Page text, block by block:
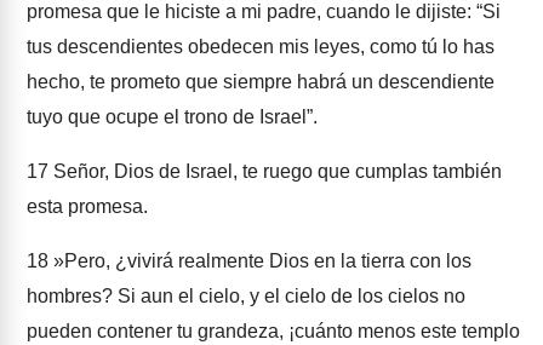
promesa que le hiciste a mi padre, cuando le dijiste: “Si
tus descendientes obedecen mis leyes, como tú lo has
hecho, te prometo que siempre habrá un descendiente
tuyo que ocupe el trono de Israel”.
17 Señor, Dios de Israel, te ruego que cumplas también
esta promesa.
18 »Pero, ¿vivirá realmente Dios en la tierra con los
hombres? Si aun el cielo, y el cielo de los cielos no
pueden contener tu grandeza, ¡cuánto menos este templo